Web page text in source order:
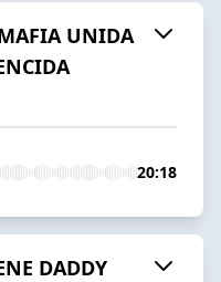
UNIDA
20:18
DADDY